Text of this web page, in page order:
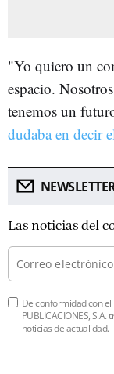
"Yo quiero un
espacio.
tenemos un
dudaba en decir
Las noticias del
De conformidad con el
PUBLICACIONES,
noticias de actualidad.